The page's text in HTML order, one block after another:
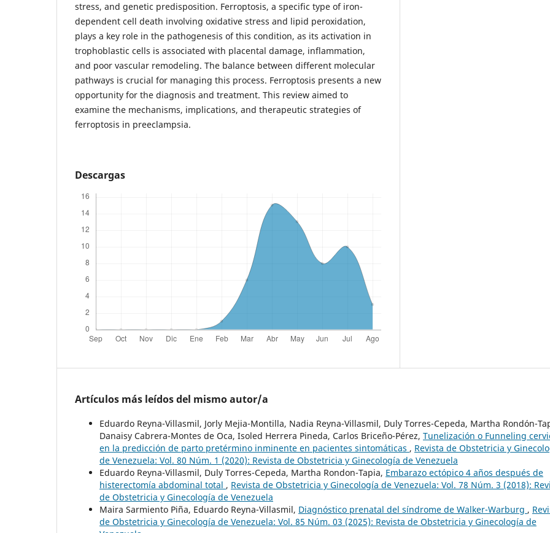
stress, and genetic predisposition. Ferroptosis, a specific type of iron-
dependent cell death involving oxidative stress and lipid peroxidation,
plays a key role in the pathogenesis of this condition, as its activation in
trophoblastic cells is associated with placental damage, inflammation,
and poor vascular remodeling. The balance between different molecular
pathways is crucial for managing this process. Ferroptosis presents a new
opportunity for the diagnosis and treatment. This review aimed to
examine the mechanisms, implications, and therapeutic strategies of
ferroptosis in preeclampsia.
Descargas
Artículos más leídos del mismo autor/a
Eduardo Reyna-Villasmil, Jorly Mejia-Montilla, Nadia Reyna-Villasmil, Duly Torres-Cepeda, Martha Rondón-
Danaisy Cabrera-Montes de Oca, Isoled Herrera Pineda, Carlos Briceño-Pérez, Tunelización o Funneling
en la predicción de parto pretérmino inminente en pacientes sintomáticas , Revista de Obstetricia y
de Venezuela: Vol. 80 Núm. 1 (2020): Revista de Obstetricia y Ginecología de Venezuela
Eduardo Reyna-Villasmil, Duly Torres-Cepeda, Martha Rondon-Tapia, Embarazo ectópico 4 años después de
histerectomía abdominal total , Revista de Obstetricia y Ginecología de Venezuela: Vol. 78 Núm. 3 (2018):
de Obstetricia y Ginecología de Venezuela
Maira Sarmiento Piña, Eduardo Reyna-Villasmil, Diagnóstico prenatal del síndrome de Walker-Warburg ,
de Obstetricia y Ginecología de Venezuela: Vol. 85 Núm. 03 (2025): Revista de Obstetricia y Ginecología de